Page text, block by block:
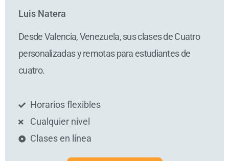
Luis Natera
Desde Valencia, Venezuela, sus clases de Cuatro
personalizadas y remotas para estudiantes de
cuatro.
Horarios flexibles
Cualquier nivel
Clases en línea